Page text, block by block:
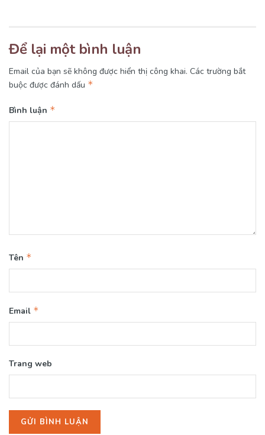
Để lại một bình luận
Email của bạn sẽ không được hiển thị công khai. Các trường bắt
buộc được đánh dấu *
Bình luận *
Tên *
Email *
Trang web